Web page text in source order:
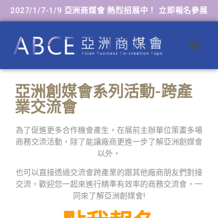
2027/1/7-1/9 亞洲商媒會 熱烈招展中！ 立即報名參展
亞洲創媒會系列活動-跨產
業交流會
為了促進更多合作機會產生，在展前主辦單位策畫多場
商務交流活動，除了能讓廠商更進一步了解亞洲創媒會
以外，
也可以直接透過交流會跨產業的跟其他廠商朋友們對接
交流，歡迎您一起來進行精準有效率的商務交流會，一
同來了解亞洲創媒會!